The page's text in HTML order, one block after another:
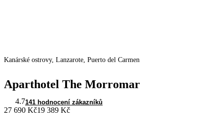
Kanárské ostrovy, Lanzarote, Puerto del Carmen
Aparthotel The Morromar
4.7141 hodnocení zákazníků
27 690 Kč19 389 Kč